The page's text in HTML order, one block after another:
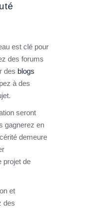
est clé pour
des forums
des blogs
à des
seront
gagnerez en
demeure
projet de
et
des